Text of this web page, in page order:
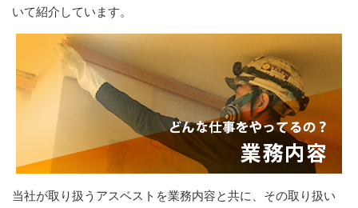
いて紹介しています。
当社が取り扱うアスベストを業務内容と共に、その取り扱い